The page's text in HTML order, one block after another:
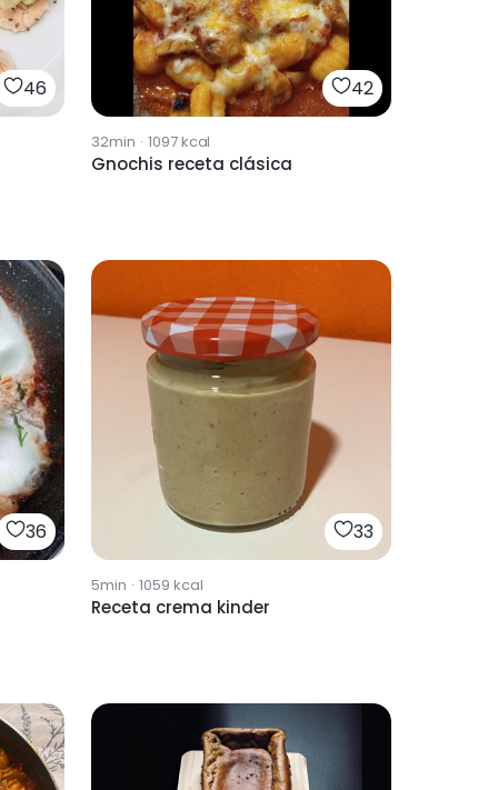
46 42
32min · 1097kcal
Gnochis receta clásica
36 33
5min · 1059 kcal
Receta crema kinder